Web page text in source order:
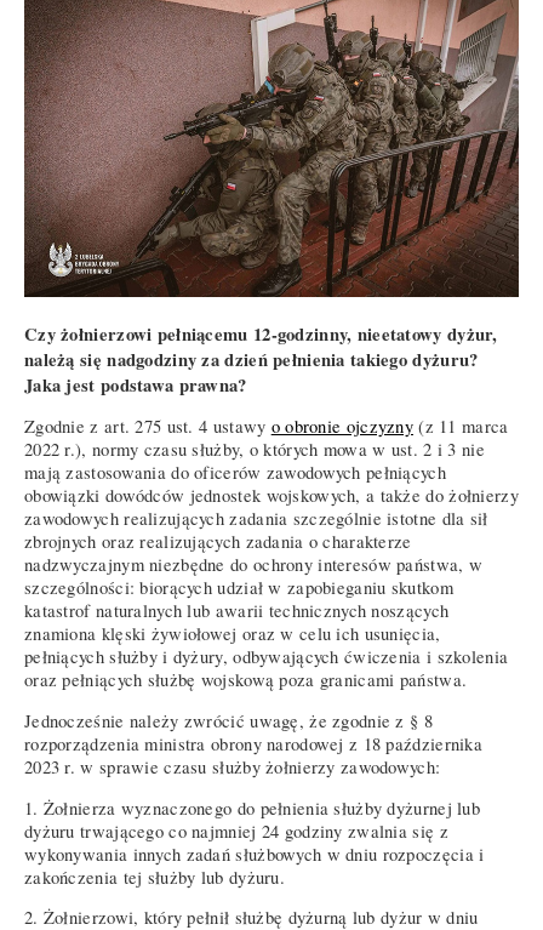
Czy żołnierzowi pełniącemu 12-godzinny, nieetatowy dyżur,
należą się nadgodziny za dzień pełnienia takiego dyżuru?
Jaka jest podstawa prawna?
Zgodnie z art. 275 ust. 4 ustawy o obronie ojczyzny(z 11 marca
2022 r.), normy czasu służby, o których mowa w ust. 2 i 3 nie
mają zastosowania do oficerów zawodowych pełniących
obowiązki dowódców jednostek wojskowych, a także do żołnierzy
zawodowych realizujących zadania szczególnie istotne dla sił
zbrojnych oraz realizujących zadania o charakterze
nadzwyczajnym niezbędne do ochrony interesów państwa, w
szczególności: biorących udział w zapobieganiu skutkom
katastrof naturalnych lub awarii technicznych noszących
znamiona klęski żywiołowej oraz w celu ich usunięcia,
pełniących służby i dyżury, odbywających ćwiczenia i szkolenia
oraz pełniących służbę wojskową poza granicami państwa.
Jednocześnie należy zwrócić uwagę, że zgodnie z § 8
rozporządzenia ministra obrony narodowej z 18 października
2023 r. w sprawie czasu służby żołnierzy zawodowych:
1. Żołnierza wyznaczonego do pełnienia służby dyżurnej lub
dyżuru trwającego co najmniej 24 godziny zwalnia się z
wykonywania innych zadań służbowych w dniu rozpoczęcia i
zakończenia tej służby lub dyżuru.
2. Żołnierzowi, który pełnił służbę dyżurną lub dyżur w dniu